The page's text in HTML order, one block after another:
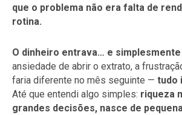
que o problema não era falta de
rotina.
O dinheiro entrava… e
ansiedade de abrir o extrato, a
faria diferente no mês seguinte — tudo
Até que entendi algo simples: riqueza
grandes decisões, nasce de